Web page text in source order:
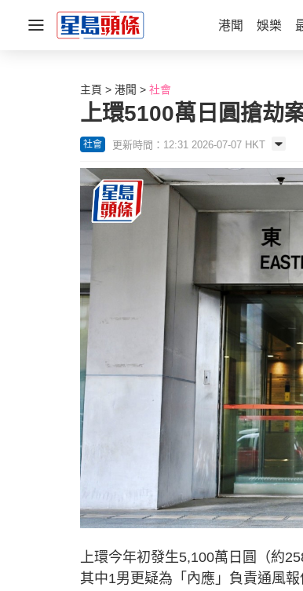
港聞 娛樂
主頁 港聞 社會
上環5100萬日圓搶劫
社會 更新時間：12:31 2026-07-07 HKT
上環今年初發生5,100萬日圓（約
其中1男更疑為「內應」負責通風